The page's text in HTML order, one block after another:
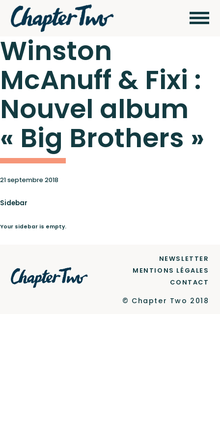
Artistes
Actualités
Concerts
Catalogue
Le Label
Winston
McAnuff & Fixi :
Nouvel album
« Big Brothers »
21 septembre 2018
Sidebar
Your sidebar is empty.
NEWSLETTER
MENTIONS LÉGALES
CONTACT
© Chapter Two 2018
Wagram Music / Chapter Two Records
Pour
envoyer vos
démos
cliquez ici